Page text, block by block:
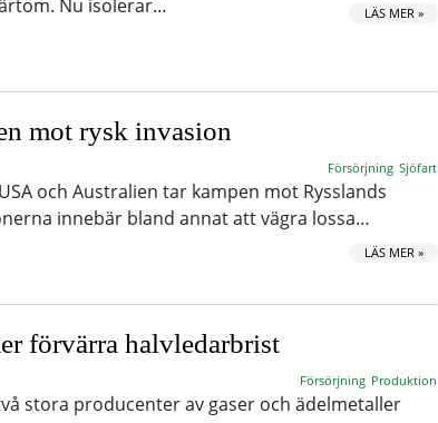
Nu isolerar…
LÄS MER »
mot rysk invasion
Försörjning Sjöfart
och Australien tar kampen mot Rysslands
innebär bland annat att vägra lossa…
LÄS MER »
förvärra halvledarbrist
Försörjning Produktion
stora producenter av gaser och ädelmetaller